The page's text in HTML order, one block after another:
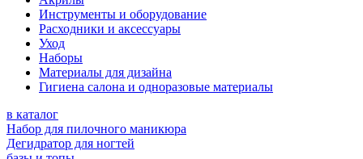
Инструменты и оборудование
Расходники и аксессуары
Уход
Наборы
Материалы для дизайна
Гигиена салона и одноразовые материалы
в каталог
Набор для пилочного маникюра
Дегидратор для ногтей